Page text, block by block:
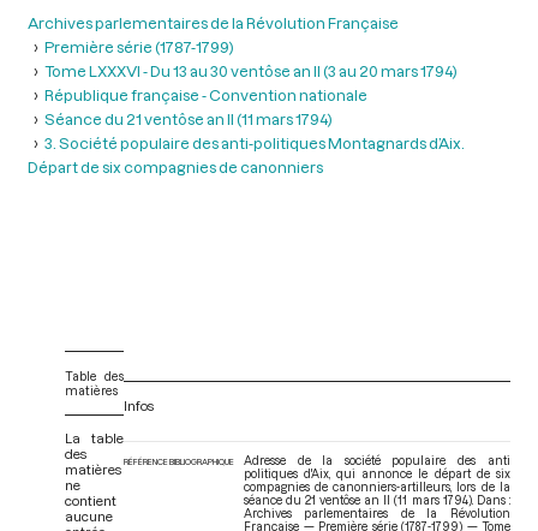
Archives parlementaires de la Révolution Française
Première série (1787-1799)
Tome LXXXVI - Du 13 au 30 ventôse an II (3 au 20 mars 1794)
République française - Convention nationale
Séance du 21 ventôse an II (11 mars 1794)
3. Société populaire des anti-politiques Montagnards d’Aix.
Départ de six compagnies de canonniers
Table des
matières
La table
des
matières
ne
contient
aucune
Infos
RÉFÉRENCE BIBLIOGRAPHIQUE
Adresse de la société populaire des anti
politiques d'Aix, qui annonce le départ de six
compagnies de canonniers-artilleurs, lors de la
séance du 21 ventôse an II (11 mars 1794). Dans :
Archives parlementaires de la Révolution
Française — Première série (1787-1799) — Tome